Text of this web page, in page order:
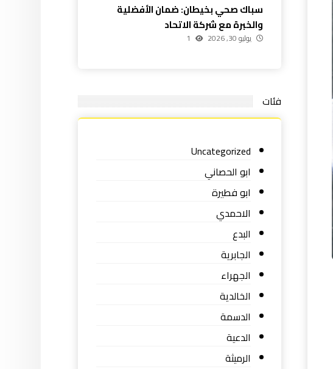
سباك صحي بخيطان: ضمان الأفضلية
والخبرة مع شركة الاتحاد
يوليو 30, 2026 1
فئات
Uncategorized
ابو الحصاني
ابو فطيرة
الاحمدي
البدع
الجابرية
الجهراء
الخالدية
الدسمة
الدعية
الرميثة